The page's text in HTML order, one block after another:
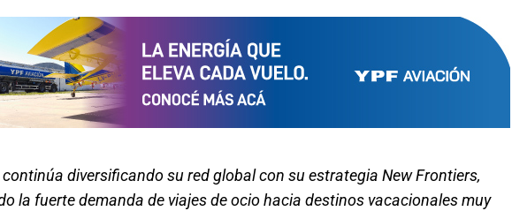
continúa diversificando su red global con su estrategia New Frontiers,
la fuerte demanda de viajes de ocio hacia destinos vacacionales muy